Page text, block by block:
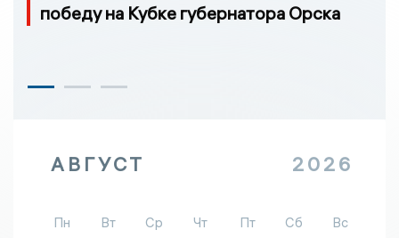
победу на Кубке губернатора Орска
АВГУСТ 2026
Пн Вт Ср Чт Пт Сб
Вс